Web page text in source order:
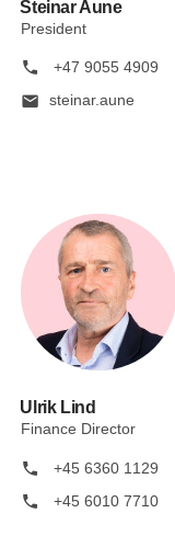
Steinar Aune
President
phone +47 9055 4909
mail steinar.aune
Ulrik Lind
Finance Director
phone +45 6360 1129
phone +45 6010 7710